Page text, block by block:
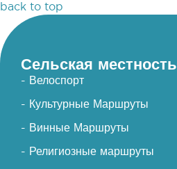
back to top
Сельская местность
- Велоспорт
- Культурные Маршруты
- Винные Маршруты
- Религиозные маршруты